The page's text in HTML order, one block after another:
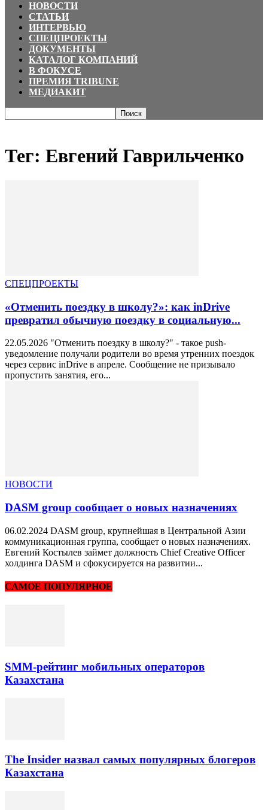
НОВОСТИ
СТАТЬИ
ИНТЕРВЬЮ
СПЕЦПРОЕКТЫ
ДОКУМЕНТЫ
КАТАЛОГ КОМПАНИЙ
В ФОКУСЕ
ПРЕМИЯ TRIBUNE
МЕДИАКИТ
Тег: Евгений Гаврильченко
СПЕЦПРОЕКТЫ
«Отменить поездку в школу?»: как inDrive
превратил обычную поездку в социальную...
22.05.2026 "Отменить поездку в школу?" - такое push-
уведомление получали родители во время утренних поездок
через сервис inDrive в апреле. Сообщение не призывало
пропустить занятия, его...
НОВОСТИ
DASM group сообщает о новых назначениях
06.02.2024 DASM group, крупнейшая в Центральной Азии
коммуникационная группа, сообщает о новых назначениях.
Евгений Костылев займет должность Chief Creative Officer
холдинга DASM и сфокусируется на развитии...
САМОЕ ПОПУЛЯРНОЕ
SMM-рейтинг мобильных операторов
Казахстана
The Insider назвал самых популярных блогеров
Казахстана